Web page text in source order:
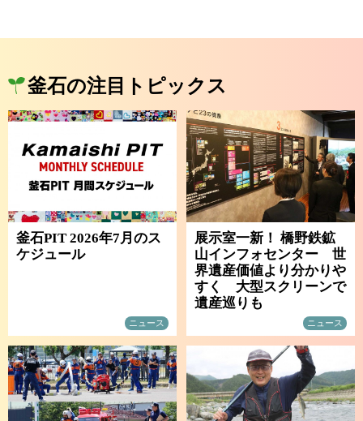
釜石の注目トピックス
釜石PIT 2026年7月のス
ケジュール
ニュース
展示室一新！ 橋野鉄鉱
山インフォセンター 世
界遺産価値より分かりや
すく 大型スクリーンで
遺産巡りも
ニュース